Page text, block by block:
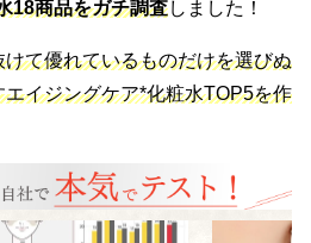
18商品をガチ調査しました！
て優れているものだけを選びぬ
イジングケア*化粧水TOP5を作